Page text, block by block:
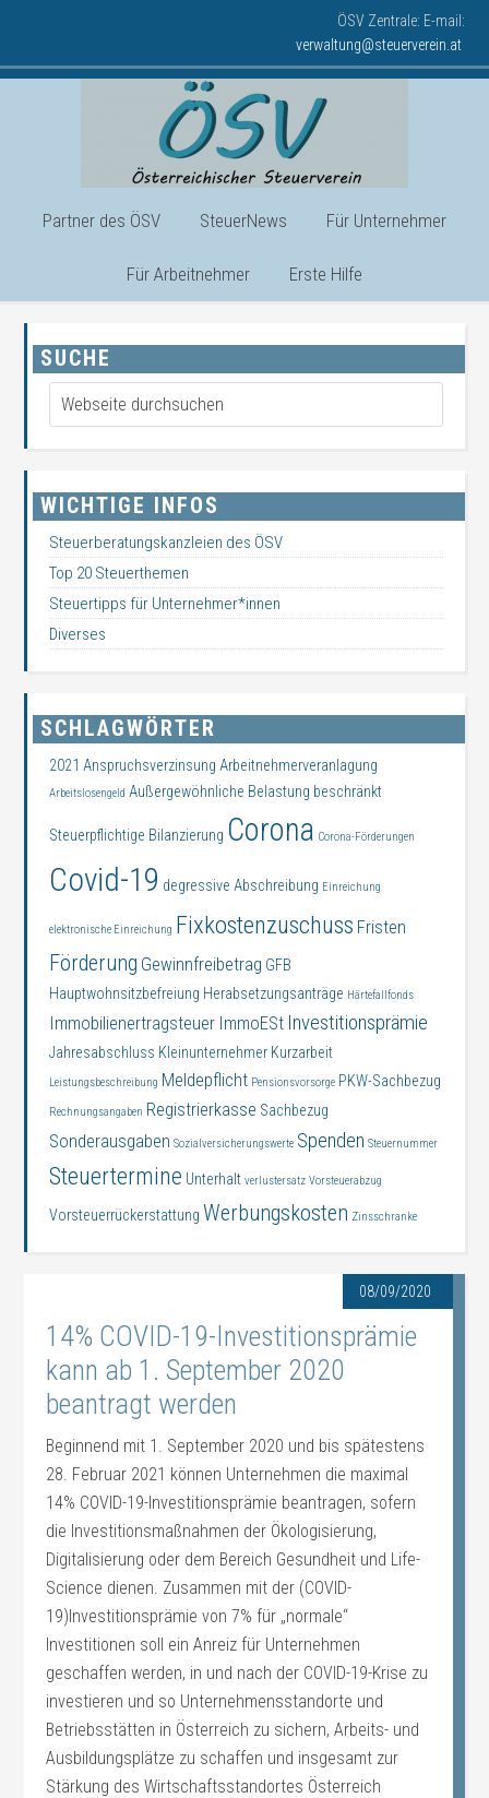
ÖSV Zentrale: E-mail:
verwaltung@steuerverein.at
Partner des ÖSV SteuerNews Für Unternehmer
Für Arbeitnehmer Erste Hilfe
08/09/2020
14% COVID-19-Investitionsprämie
kann ab 1. September 2020
beantragt werden
Beginnend mit 1. September 2020 und bis spätestens
28. Februar 2021 können Unternehmen die maximal
14% COVID-19-Investitionsprämie beantragen, sofern
die Investitionsmaßnahmen der Ökologisierung,
Digitalisierung oder dem Bereich Gesundheit und Life-
Science dienen. Zusammen mit der (COVID-
19)Investitionsprämie von 7% für „normale“
Investitionen soll ein Anreiz für Unternehmen
geschaffen werden, in und nach der COVID-19-Krise zu
investieren und so Unternehmensstandorte und
Betriebsstätten in Österreich zu sichern, Arbeits- und
Ausbildungsplätze zu schaffen und insgesamt zur
Stärkung des Wirtschaftsstandortes Österreich
SUCHE
WICHTIGE INFOS
Steuerberatungskanzleien des ÖSV
Top 20 Steuerthemen
Steuertipps für Unternehmer*innen
Diverses
SCHLAGWÖRTER
2021 Anspruchsverzinsung Arbeitnehmerveranlagung
Arbeitslosengeld Außergewöhnliche Belastung beschränkt
Steuerpflichtige Bilanzierung Corona Corona-Förderungen
Covid-19 degressive Abschreibung Einreichung
elektronische Einreichung Fixkostenzuschuss Fristen
Förderung Gewinnfreibetrag GFB
Hauptwohnsitzbefreiung Herabsetzungsanträge Härtefallfonds
Immobilienertragsteuer ImmoESt Investitionsprämie
Jahresabschluss Kleinunternehmer Kurzarbeit
Leistungsbeschreibung Meldepflicht Pensionsvorsorge PKW-Sachbezug
Rechnungsangaben Registrierkasse Sachbezug
Sonderausgaben Sozialversicherungswerte Spenden Steuernummer
Steuertermine Unterhalt verlustersatz Vorsteuerabzug
Vorsteuerrückerstattung Werbungskosten Zinsschranke